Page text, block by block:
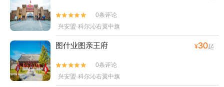


0条评论
兴安盟·科尔沁右翼中旗
图什业图亲王府 ¥30起


0条评论
兴安盟·科尔沁右翼中旗